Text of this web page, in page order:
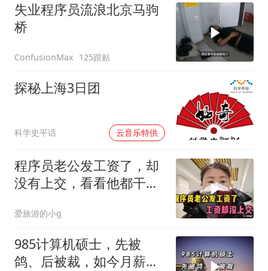
失业程序员流浪北京马驹
桥
ConfusionMax 125跟贴
探秘上海3日团
科学史平话 云音乐特供 00:00
程序员老公发工资了，却
没有上交，看看他都干了
爱旅游的小g
985计算机硕士，先被
鸽、后被裁，如今月薪